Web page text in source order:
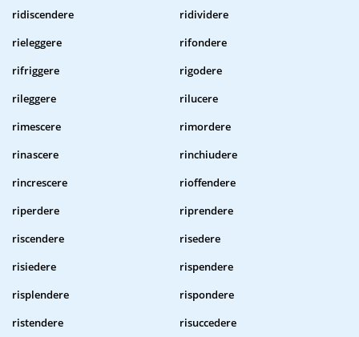
ridiscendere
ridividere
rieleggere
rifondere
rifriggere
rigodere
rileggere
rilucere
rimescere
rimordere
rinascere
rinchiudere
rincrescere
rioffendere
riperdere
riprendere
riscendere
risedere
risiedere
rispendere
risplendere
rispondere
ristendere
risuccedere